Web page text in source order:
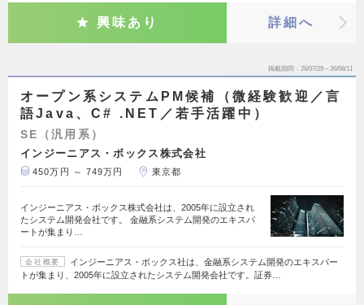
興味あり 詳細へ
掲載期間 26/07/29～26/08/11
オープン系システムPM候補（微経験歓迎／言
語Java、C# .NET／若手活躍中）
SE（汎用系）
インジーニアス・ボックス株式会社
450万円 ～ 749万円 東京都
インジーニアス・ボックス株式会社は、2005年に設立され
たシステム開発会社です。 金融系システム開発のエキスパ
ートが集まり…
会社概要
インジーニアス・ボックス社は、金融系システム開発のエキスパー
トが集まり、2005年に設立されたシステム開発会社です。証券…